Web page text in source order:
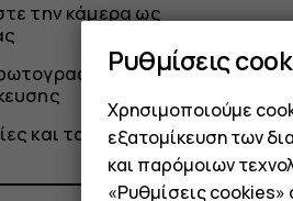
την κάμερα ως
και βίντεο σε
και τα βίντεό σας
Ρυθμίσεις
Χρησιμοποιούμε
εξατομίκευση των
και παρόμοιων
«Ρυθμίσεις